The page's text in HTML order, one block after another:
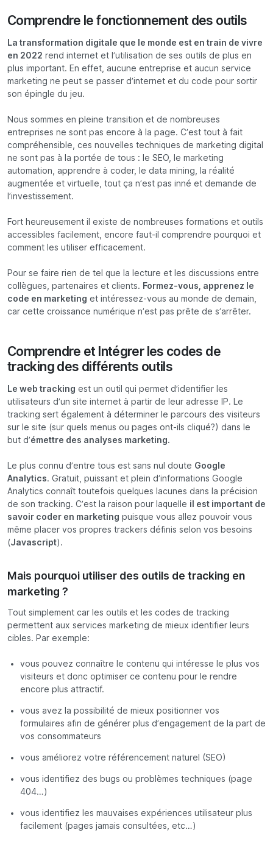
Comprendre le fonctionnement des outils
La transformation digitale que le monde est en train de vivre
en 2022 rend internet et l’utilisation de ses outils de plus en
plus important. En effet, aucune entreprise et aucun service
marketing ne peut se passer d’internet et du code pour sortir
son épingle du jeu.
Nous sommes en pleine transition et de nombreuses
entreprises ne sont pas encore à la page. C’est tout à fait
compréhensible, ces nouvelles techniques de marketing digital
ne sont pas à la portée de tous : le SEO, le marketing
automation, apprendre à coder, le data mining, la réalité
augmentée et virtuelle, tout ça n’est pas inné et demande de
l’investissement.
Fort heureusement il existe de nombreuses formations et outils
accessibles facilement, encore faut-il comprendre pourquoi et
comment les utiliser efficacement.
Pour se faire rien de tel que la lecture et les discussions entre
collègues, partenaires et clients. Formez-vous, apprenez le
code en marketing et intéressez-vous au monde de demain,
car cette croissance numérique n’est pas prête de s’arrêter.
Comprendre et Intégrer les codes de
tracking des différents outils
Le web tracking est un outil qui permet d’identifier les
utilisateurs d’un site internet à partir de leur adresse IP. Le
tracking sert également à déterminer le parcours des visiteurs
sur le site (sur quels menus ou pages ont-ils cliqué?) dans le
but d’émettre des analyses marketing.
Le plus connu d’entre tous est sans nul doute Google
Analytics. Gratuit, puissant et plein d’informations Google
Analytics connaît toutefois quelques lacunes dans la précision
de son tracking. C’est la raison pour laquelle il est important de
savoir coder en marketing puisque vous allez pouvoir vous
même placer vos propres trackers définis selon vos besoins
(Javascript).
Mais pourquoi utiliser des outils de tracking en
marketing ?
Tout simplement car les outils et les codes de tracking
permettent aux services marketing de mieux identifier leurs
cibles. Par exemple:
vous pouvez connaître le contenu qui intéresse le plus vos
visiteurs et donc optimiser ce contenu pour le rendre
encore plus attractif.
vous avez la possibilité de mieux positionner vos
formulaires afin de générer plus d’engagement de la part de
vos consommateurs
vous améliorez votre référencement naturel (SEO)
vous identifiez des bugs ou problèmes techniques (page
404…)
vous identifiez les mauvaises expériences utilisateur plus
facilement (pages jamais consultées, etc…)